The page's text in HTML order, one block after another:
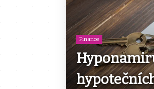
Finance